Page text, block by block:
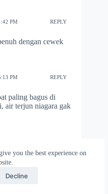
you the best experience on
Decline
PM REPLY
dengan cewek
PM REPLY
paling bagus di
air terjun niagara gak